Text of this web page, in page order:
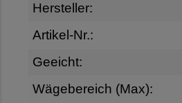
Hersteller:
Artikel-Nr.:
Geeicht:
Wägebereich (Max):